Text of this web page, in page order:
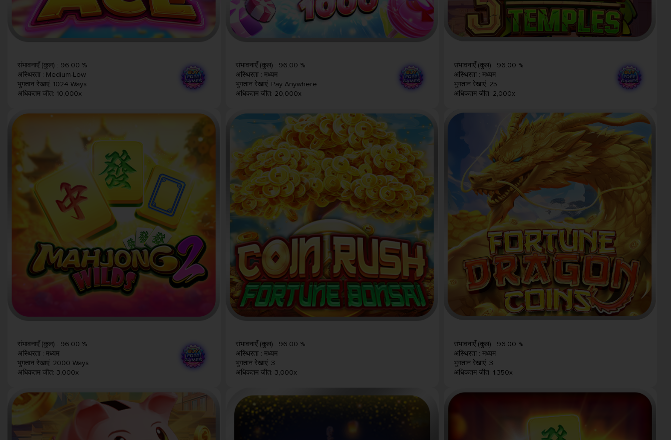
संभावनाएँ (कुल) : 96.00 %
अस्थिरता : Medium-Low
भुगतान रेखाएं: 1024 Ways
अधिकतम जीत: 10,000x
संभावनाएँ (कुल) : 96.00 %
अस्थिरता: मध्यम
भुगतान रेखाएं: Pay Anywhere
अधिकतम जीत: 20,000x
संभावनाएँ (कुल) : 96.00 %
अस्थिरता: मध्यम
भुगतान रेखाएं: 25
अधिकतम जीत: 2,000x
संभावनाएँ (कुल) : 96.00 %
अस्थिरता : मध्यम
भुगतान रेखाएं: 2000 Ways
अधिकतम जीत: 3,000x
संभावनाएँ (कुल) : 96.00 %
अस्थिरता: मध्यम
भुगतान रेखाएं: 3
अधिकतम जीत: 3,000x
संभावनाएँ (कुल) : 96.00 %
अस्थिरता: मध्यम
भुगतान रेखाएं: 3
अधिकतम जीत: 1,350x